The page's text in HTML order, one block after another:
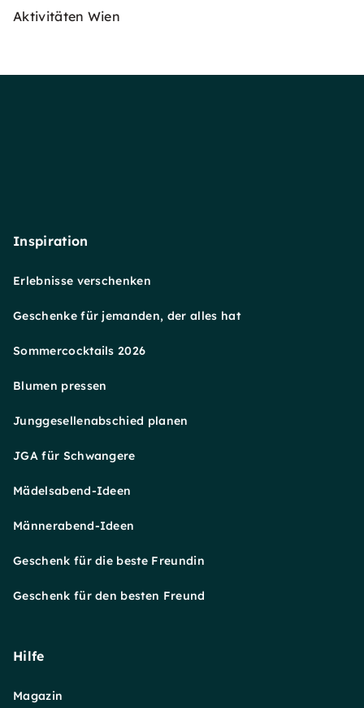
Aktivitäten Wien
Inspiration
Erlebnisse verschenken
Geschenke für jemanden, der alles hat
Sommercocktails 2026
Blumen pressen
Junggesellenabschied planen
JGA für Schwangere
Mädelsabend-Ideen
Männerabend-Ideen
Geschenk für die beste Freundin
Geschenk für den besten Freund
Hilfe
Magazin